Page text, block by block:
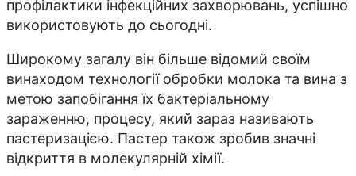
профілактики інфекційних захворювань, успішно
використовують до сьогодні.
Широкому загалу він більше відомий своїм
винаходом технології обробки молока та вина з
метою запобігання їх бактеріальному
зараженню, процесу, який зараз називають
пастеризацією. Пастер також зробив значні
відкриття в молекулярній хімії.